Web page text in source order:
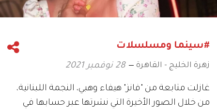
#سينما ومسلسلات
زهرة الخليج - القاهرة 28 نوفمبر 2021
غازلت متابعة من "فانز" هيفاء وهبي، النجمة اللبنانية،
من خلال الصور الأخيرة التي نشرتها عبر حسابها في